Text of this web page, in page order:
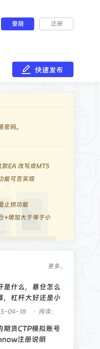
登陆 注册
快速发布
密码。
代操盘服务。
密码。
EA 改写成MT5
能可否实现
止损功能
+增加大于等于小
更多..
是什么，暴仓怎么
，杠杆大好还是小
04-18
阅读：
期货CTP模拟账号
注册说明